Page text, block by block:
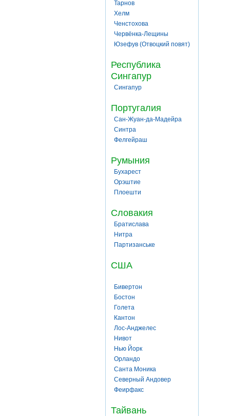
Тарнов
Хелм
Ченстохова
Червёнка-Лещины
Юзефув (Отвоцкий повят)
Республика
Сингапур
Сингапур
Португалия
Сан-Жуан-да-Мадейра
Синтра
Фелгейраш
Румыния
Бухарест
Орэштие
Плоешти
Словакия
Братислава
Нитра
Партизанське
США
Бивертон
Бостон
Голета
Кантон
Лос-Анджелес
Нивот
Нью Йорк
Орландо
Санта Моника
Северный Андовер
Феирфакс
Тайвань